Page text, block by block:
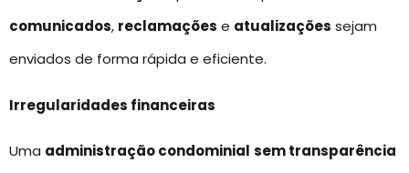
comunicados, reclamações e atualizações sejam
enviados de forma rápida e eficiente.
Irregularidades financeiras
Uma administração condominial sem transparência